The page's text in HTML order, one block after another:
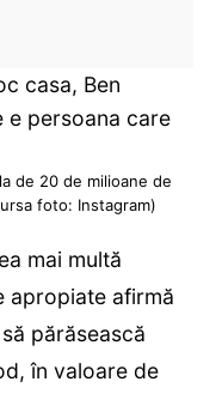
de 20 de milioane de
foto: Instagram)
mai multă
apropiate afirmă
părăsească
în valoare de